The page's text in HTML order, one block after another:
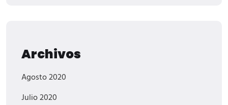
Archivos
Agosto 2020
Julio 2020